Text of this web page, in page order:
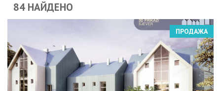
84 НАЙДЕНО
ПРОДАЖА